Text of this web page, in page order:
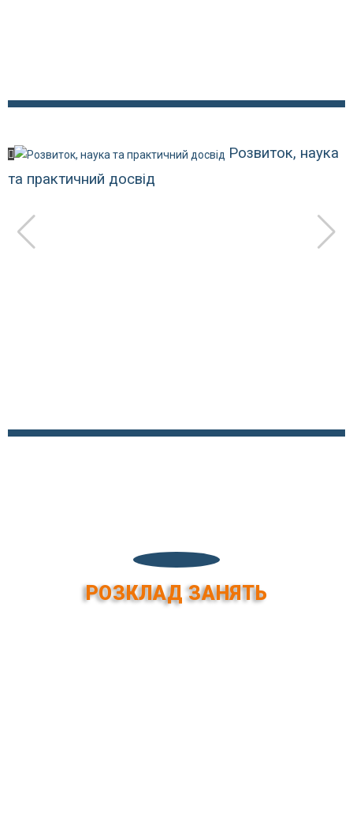
Розвиток, наука
та практичний досвід
РОЗКЛАД ЗАНЯТЬ